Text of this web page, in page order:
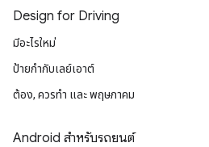
Design for Driving
มีอะไรใหม่
ป้ายกํากับเลย์เอาต์
ต้อง, ควรทำ และ พฤษภาคม
Android สำหรับรถยนต์